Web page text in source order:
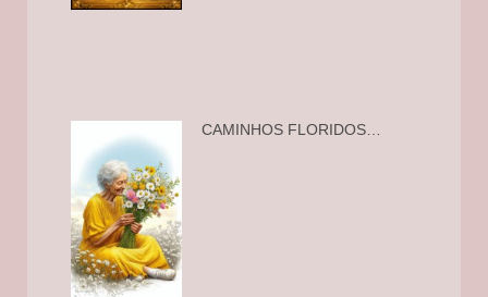
CAMINHOS FLORIDOS…